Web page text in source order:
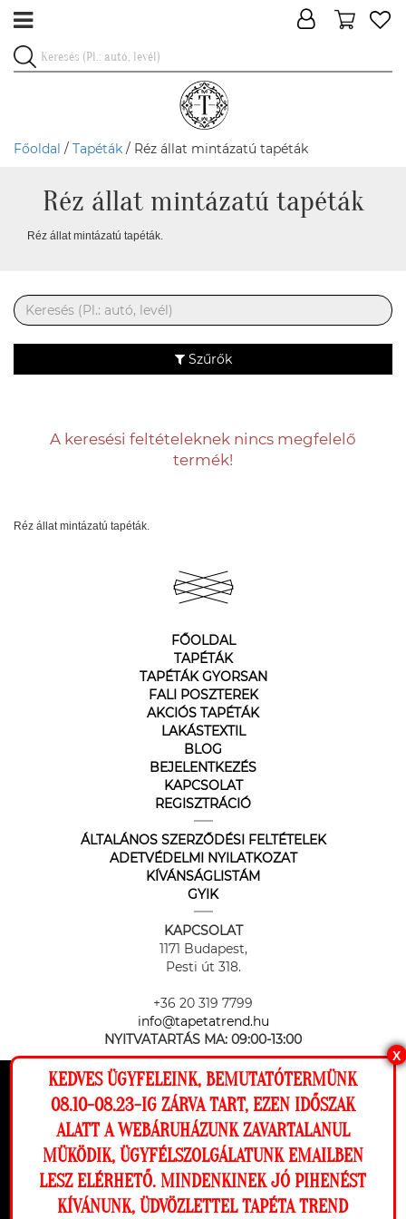
Ez a weboldal cookie-kat használ, hogy a
lehető legjobb élményt nyújtsa honlapunkon.
Beállítások
Elutasítom Engedélyezem
Főoldal / Tapéták / Réz állat mintázatú tapéták
Réz állat mintázatú tapéták
Réz állat mintázatú tapéták.
Szűrők
A keresési feltételeknek nincs megfelelő
termék!
Réz állat mintázatú tapéták.
FŐOLDAL
TAPÉTÁK
TAPÉTÁK GYORSAN
FALI POSZTEREK
AKCIÓS TAPÉTÁK
LAKÁSTEXTIL
BLOG
BEJELENTKEZÉS
KAPCSOLAT
REGISZTRÁCIÓ
ÁLTALÁNOS SZERZŐDÉSI FELTÉTELEK
ADETVÉDELMI NYILATKOZAT
KÍVÁNSÁGLISTÁM
GYIK
KAPCSOLAT
1171 Budapest,
Pesti út 318.
+36 20 319 7799
info@tapetatrend.hu
NYITVATARTÁS MA: 09:00-13:00
Az online fizetést a Barion Payment Zrt. biztosítja, MNB engedély
száma: H-EN-I-1064/2013
X
KEDVES ÜGYFELEINK, BEMUTATÓTERMÜNK
08.10-08.23-IG ZÁRVA TART, EZEN IDŐSZAK
ALATT A WEBÁRUHÁZUNK ZAVARTALANUL
MÜKÖDIK, ÜGYFÉLSZOLGÁLATUNK EMAILBEN
LESZ ELÉRHETŐ. MINDENKINEK JÓ PIHENÉST
KÍVÁNUNK, ÜDVÖZLETTEL TAPÉTA TREND